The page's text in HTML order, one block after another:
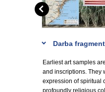
Darba
Earliest art samples
and inscriptions. They
expression of spiritual
profoundly religious